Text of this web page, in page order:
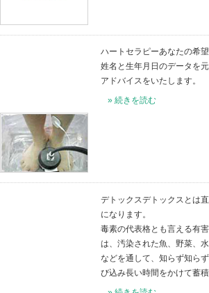
毛の手入
» 続きを